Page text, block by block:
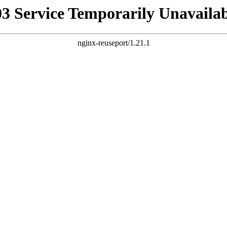
Service Temporarily
nginx-reuseport/1.21.1